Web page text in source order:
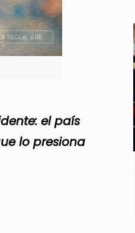
el país
lo presiona